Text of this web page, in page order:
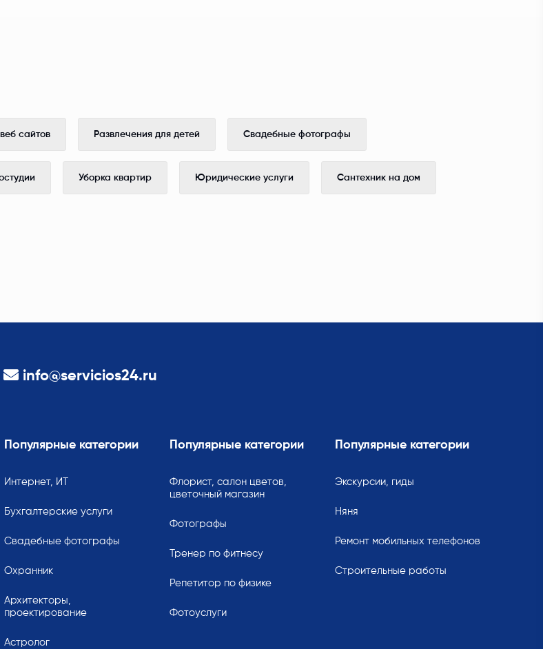
сайтов Развлечения для детей Свадебные фотографы
Уборка квартир Юридические услуги Сантехник на дом
info@servicios24.ru
Популярные категории
Интернет, ИТ
Бухгалтерские услуги
Свадебные фотографы
Охранник
Архитекторы,
проектирование
Астролог
Популярные категории
Флорист, салон цветов,
цветочный магазин
Фотографы
Тренер по фитнесу
Репетитор по физике
Фотоуслуги
Популярные категории
Экскурсии, гиды
Няня
Ремонт мобильных телефонов
Строительные работы